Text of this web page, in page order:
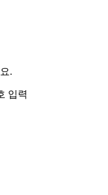
.
입력